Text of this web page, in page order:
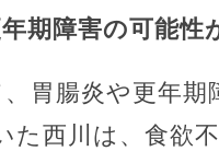
期障害の可能性
胃腸炎や更年期
た西川は、食欲